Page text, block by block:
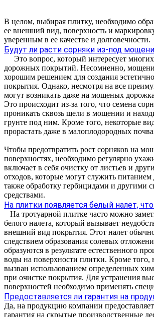
В целом, выбирая плитку, необходимо
ее внешний вид, поверхность и
уверенным в ее качестве и долговечности.
Будут ли расти сорняки из-под
Это вопрос, который интересует многих
дорожных покрытий. Несомненно,
хорошим решением для создания
покрытия. Однако, несмотря на все
могут возникать даже на мощеных
Это происходит из-за того, что семена
проникать сквозь щели в мощении и
грунте под ним. Кроме того, некоторые
прорастать даже в малоплодородных
Чтобы предотвратить рост сорняков на
поверхностях, необходимо регулярно
включает в себя очистку от листьев и
отходов, которые могут служить питанием
также обработку гербицидами и другими
средствами.
На плитки появляется белый налет,
На тротуарной плитке часто можно
белого налета, который вызывает
внешний вид покрытия. Этот налет обычно
следствием образования солевых
образуются в результате естественного
воды на поверхности плитки. Кроме того,
вызван использованием определенных
при очистке покрытия. Для устранения
поверхностей необходимо применять
Предоставляется ли гарантия на
Да, на продукцию компании
гарантия на скрытые производственные